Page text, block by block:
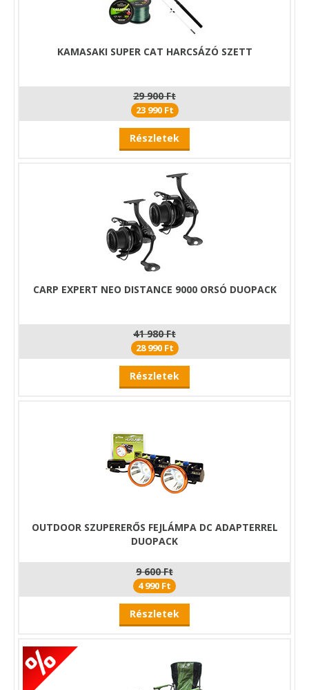
KAMASAKI SUPER CAT HARCSÁZÓ SZETT
29 900 Ft
23 990 Ft
Részletek
CARP EXPERT NEO DISTANCE 9000 ORSÓ DUOPACK
41 980 Ft
28 990 Ft
Részletek
OUTDOOR SZUPERERŐS FEJLÁMPA DC ADAPTERREL
DUOPACK
9 600 Ft
4 990 Ft
Részletek